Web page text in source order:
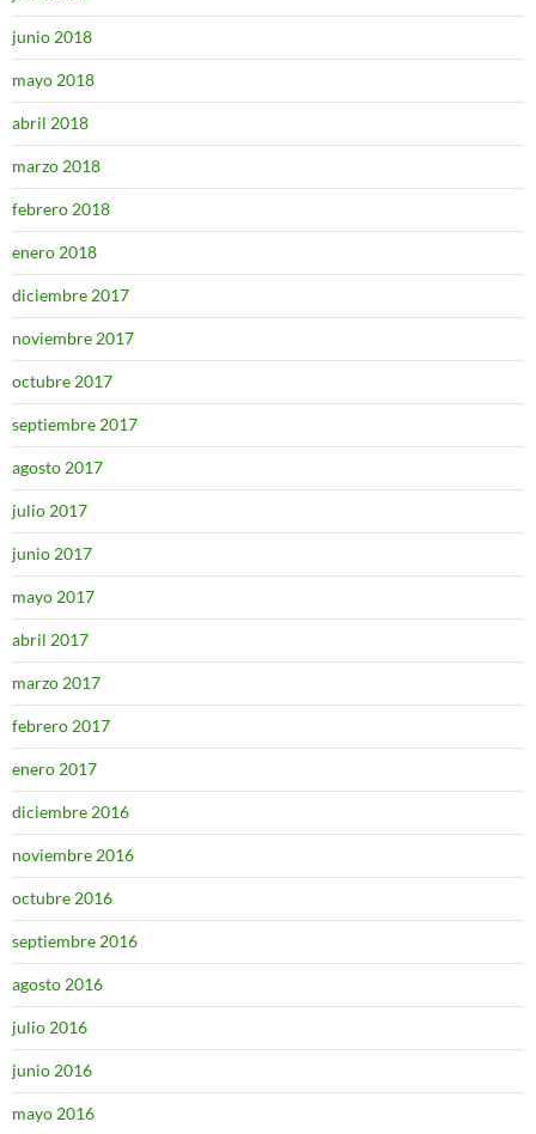
junio 2018
mayo 2018
abril 2018
marzo 2018
febrero 2018
enero 2018
diciembre 2017
noviembre 2017
octubre 2017
septiembre 2017
agosto 2017
julio 2017
junio 2017
mayo 2017
abril 2017
marzo 2017
febrero 2017
enero 2017
diciembre 2016
noviembre 2016
octubre 2016
septiembre 2016
agosto 2016
julio 2016
junio 2016
mayo 2016